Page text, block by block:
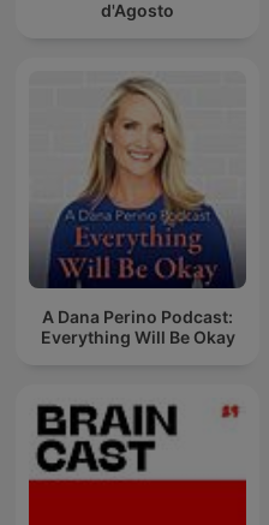
d'Agosto
A Dana Perino Podcast:
Everything Will Be Okay